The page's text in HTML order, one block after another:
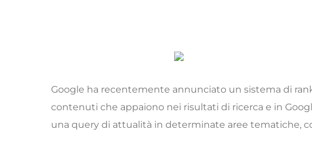
Google ha recentemente annunciato un sistema di
contenuti che appaiono nei risultati di ricerca e in
una query di attualità in determinate aree tematiche,